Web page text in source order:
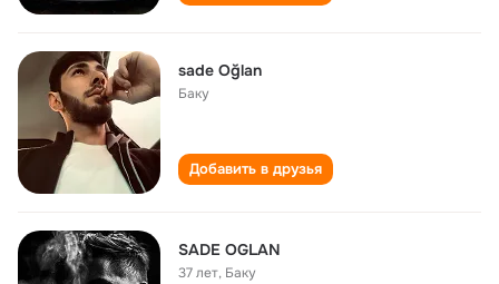
sade Oğlan
Баку
Добавить в друзья
SADE OGLAN
37 лет, Баку